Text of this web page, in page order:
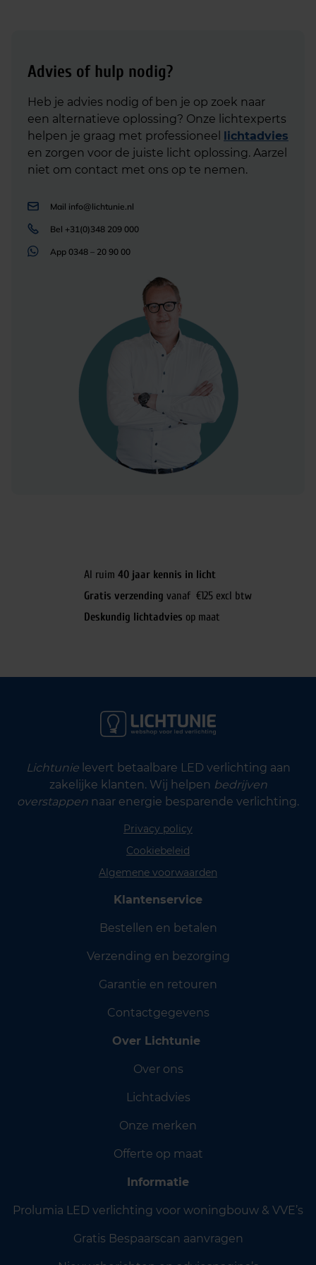
Advies of hulp nodig?
Heb je advies nodig of ben je op zoek naar
een alternatieve oplossing? Onze lichtexperts
helpen je graag met professioneel lichtadvies
en zorgen voor de juiste licht oplossing. Aarzel
niet om contact met ons op te nemen.
Mail info@lichtunie.nl
Bel +31(0)348 209 000
App 0348 – 20 90 00
Al ruim 40 jaar kennis in licht
Gratis verzending vanaf €125 excl btw
Deskundig lichtadvies op maat
Lichtunielevert betaalbare LED verlichting aan
zakelijke klanten. Wij helpen bedrijven
overstappen naar energie besparende verlichting.
Privacy policy
Cookiebeleid
Algemene voorwaarden
Klantenservice
Bestellen en betalen
Verzending en bezorging
Garantie en retouren
Contactgegevens
Over Lichtunie
Over ons
Lichtadvies
Onze merken
Offerte op maat
Informatie
Prolumia LED verlichting voor woningbouw & VVE’s
Gratis Bespaarscan aanvragen